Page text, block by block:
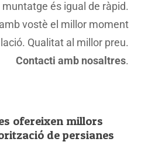
muntatge és igual de ràpid.
vostè el millor moment
Qualitat al millor preu.
Contacti amb nosaltres.
ofereixen millors
de persianes